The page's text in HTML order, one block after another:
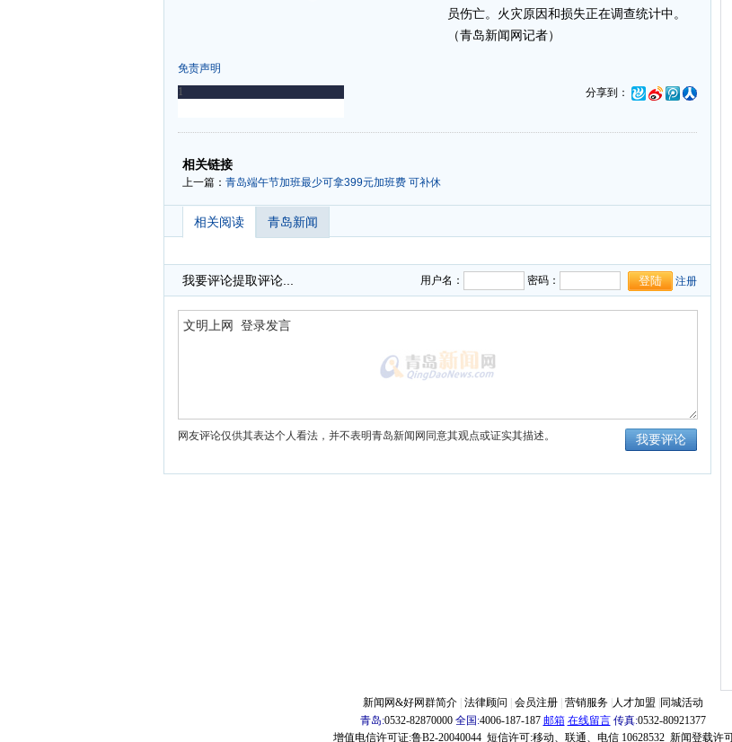
员伤亡。火灾原因和损失正在调查统计中。
（青岛新闻网记者）
免责声明
分享到：
-
相关链接
上一篇： 青岛端午节加班最少可拿399元加班费 可补休
相关阅读 青岛新闻
我要评论提取评论... 用户名： 密码： 注册
网友评论仅供其表达个人看法，并不表明青岛新闻网同意其观点或证实其描述。